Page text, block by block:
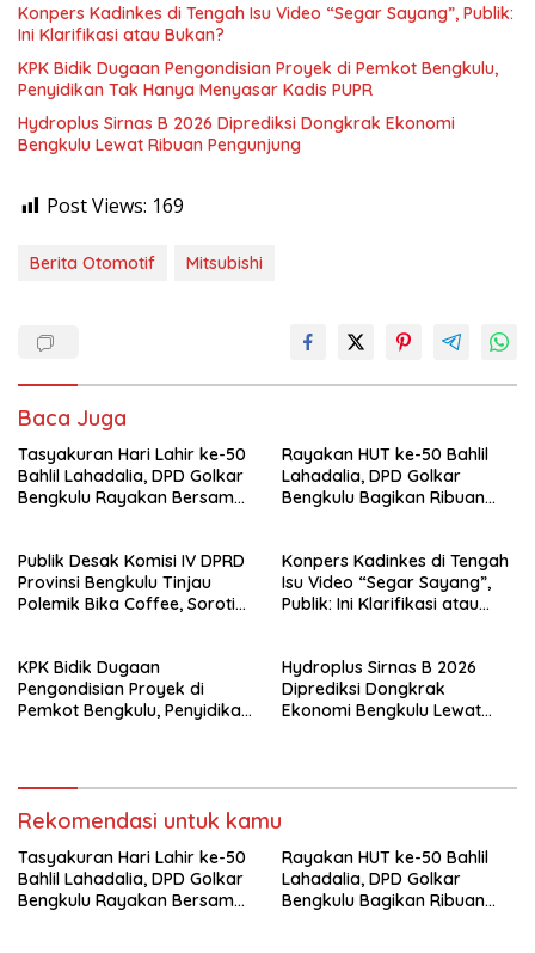
Konpers Kadinkes di Tengah Isu Video “Segar Sayang”, Publik:
Ini Klarifikasi atau Bukan?
KPK Bidik Dugaan Pengondisian Proyek di Pemkot Bengkulu,
Penyidikan Tak Hanya Menyasar Kadis PUPR
Hydroplus Sirnas B 2026 Diprediksi Dongkrak Ekonomi
Bengkulu Lewat Ribuan Pengunjung
Post Views: 169
Berita Otomotif Mitsubishi
Baca Juga
Tasyakuran Hari Lahir ke-50
Bahlil Lahadalia, DPD Golkar
Bengkulu Rayakan Bersama
Rayakan HUT ke-50 Bahlil
Lahadalia, DPD Golkar
Bengkulu Bagikan Ribuan
Publik Desak Komisi IV DPRD
Provinsi Bengkulu Tinjau
Polemik Bika Coffee, Soroti
Konpers Kadinkes di Tengah
Isu Video “Segar Sayang”,
Publik: Ini Klarifikasi atau
KPK Bidik Dugaan
Pengondisian Proyek di
Pemkot Bengkulu, Penyidikan
Hydroplus Sirnas B 2026
Diprediksi Dongkrak
Ekonomi Bengkulu Lewat
Rekomendasi untuk kamu
Tasyakuran Hari Lahir ke-50
Bahlil Lahadalia, DPD Golkar
Bengkulu Rayakan Bersama
Rayakan HUT ke-50 Bahlil
Lahadalia, DPD Golkar
Bengkulu Bagikan Ribuan